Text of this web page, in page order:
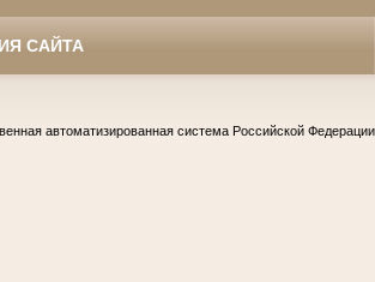
САЙТА
автоматизированная система Российской